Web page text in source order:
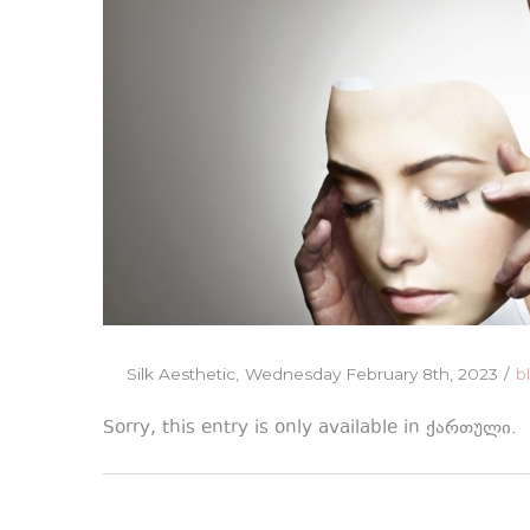
Silk Aesthetic Posted
Wednesday February 8th, 2023
Sorry, this entry is only available in ქართული.